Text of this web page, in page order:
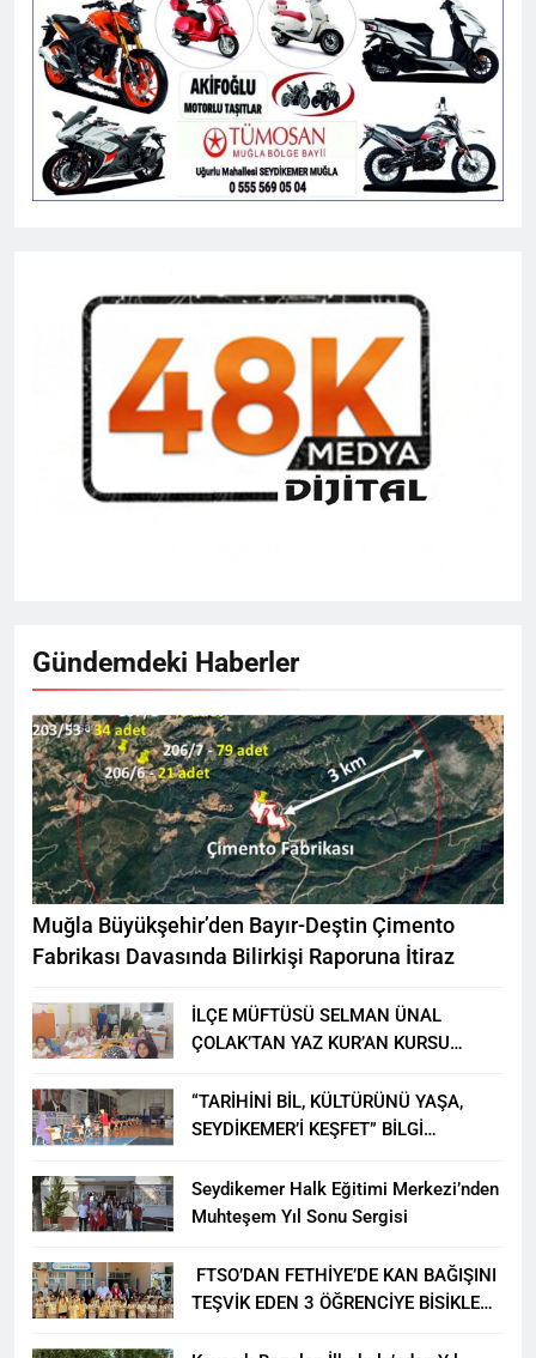
Gündemdeki Haberler
Muğla Büyükşehir’den Bayır-Deştin Çimento
Fabrikası Davasında Bilirkişi Raporuna İtiraz
İLÇE MÜFTÜSÜ SELMAN ÜNAL
ÇOLAK’TAN YAZ KUR’AN KURSU
“TARİHİNİ BİL, KÜLTÜRÜNÜ YAŞA,
SEYDİKEMER’İ KEŞFET” BİLGİ
Seydikemer Halk Eğitimi Merkezi’nden
Muhteşem Yıl Sonu Sergisi
FTSO’DAN FETHİYE’DE KAN BAĞIŞINI
TEŞVİK EDEN 3 ÖĞRENCİYE BİSİKLET